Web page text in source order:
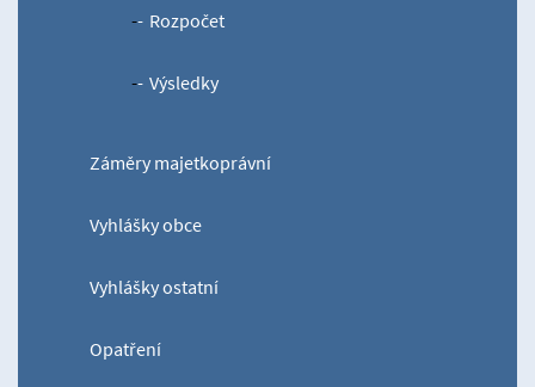
Rozpočet
Výsledky
Záměry majetkoprávní
Vyhlášky obce
Vyhlášky ostatní
Opatření